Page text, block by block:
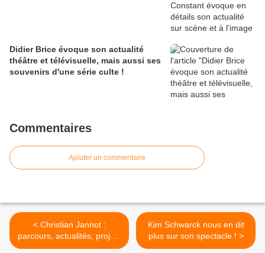
Didier Brice évoque son actualité
théâtre et télévisuelle, mais aussi ses
souvenirs d'une série culte !
Commentaires
Ajouter un commentaire
< Christian Jannot :
parcours, actualités, projets
- il nous dit tout !
Kim Schwarck nous en dit
plus sur son spectacle ! >